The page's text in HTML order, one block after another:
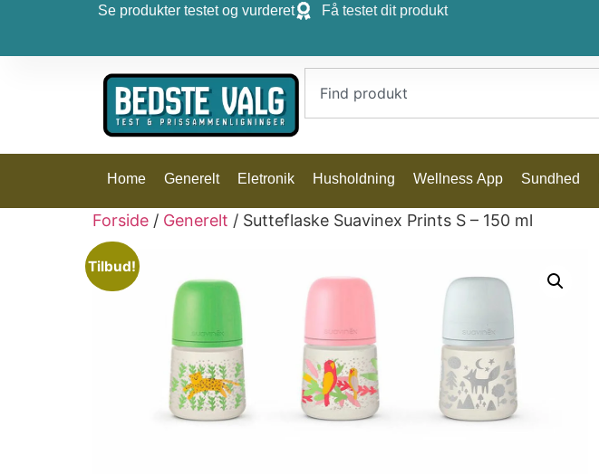
Se produkter testet og vurderet Få testet dit produkt
Home Generelt Eletronik Husholdning Wellness App Sundhed
Forside / Generelt / Sutteflaske Suavinex Prints S – 150 ml
Tilbud!